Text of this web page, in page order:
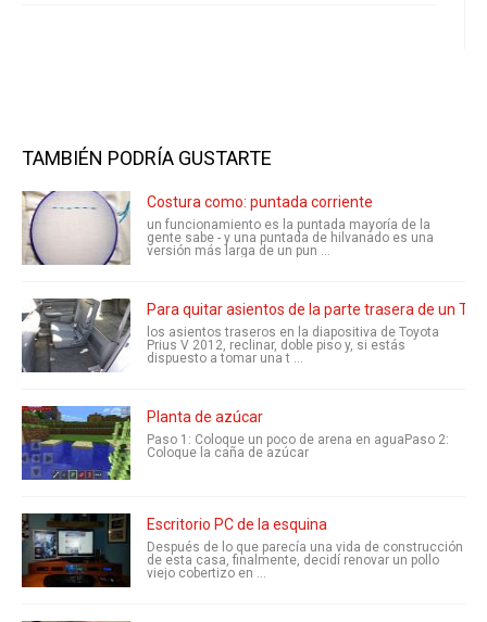
TAMBIÉN PODRÍA GUSTARTE
Costura como: puntada corriente
un funcionamiento es la puntada mayoría de la
gente sabe - y una puntada de hilvanado es una
versión más larga de un pun ...
Para quitar asientos de la parte trasera de un
los asientos traseros en la diapositiva de Toyota
Prius V 2012, reclinar, doble piso y, si estás
dispuesto a tomar una t ...
Planta de azúcar
Paso 1: Coloque un poco de arena en aguaPaso 2:
Coloque la caña de azúcar
Escritorio PC de la esquina
Después de lo que parecía una vida de construcción
de esta casa, finalmente, decidí renovar un pollo
viejo cobertizo en ...